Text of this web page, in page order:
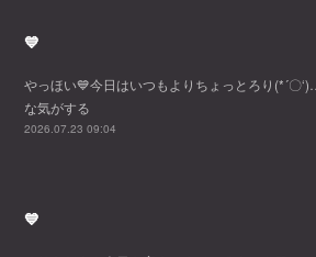
💙
やっほい💙今日はいつもよりちょっとろり(*´〇‘)…
な気がする
2026.07.23 09:04
💙